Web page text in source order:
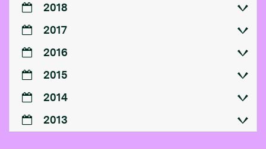
2018
2017
2016
2015
2014
2013